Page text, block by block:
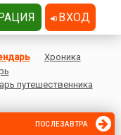
Хроника
путешественника
ПОСЛЕЗАВТРА
ВХОД